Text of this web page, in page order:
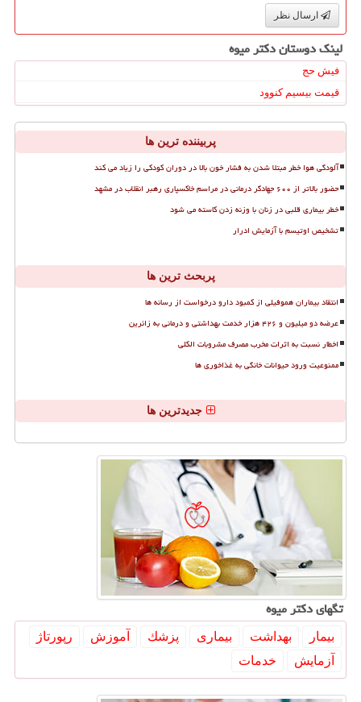
ارسال نظر
لینک دوستان دكتر میوه
فیش حج
قیمت بیسیم کنوود
پربیننده ترین ها
آلودگی هوا خطر مبتلا شدن به فشار خون بالا در دوران کودکی را زیاد می کند
حضور بالاتر از ۶۰۰ جهادگر درمانی در مراسم خاکسپاری رهبر انقلاب در مشهد
خطر بیماری قلبی در زنان با وزنه زدن کاسته می شود
تشخیص اوتیسم با آزمایش ادرار
پربحث ترین ها
انتقاد بیماران هموفیلی از کمبود دارو درخواست از رسانه ها
عرضه دو میلیون و ۴۲۶ هزار خدمت بهداشتی و درمانی به زائرین
اخطار نسبت به اثرات مخرب مصرف مشروبات الکلی
ممنوعیت ورود حیوانات خانگی به غذاخوری ها
جدیدترین ها
تگهای دكتر میوه
بیمار بهداشت بیماری پزشك آموزش
رپورتاژ
آزمایش
خدمات